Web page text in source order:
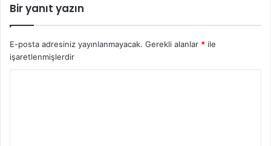
Bir yanıt yazın
E-posta adresiniz yayınlanmayacak. Gerekli alanlar * ile
işaretlenmişlerdir